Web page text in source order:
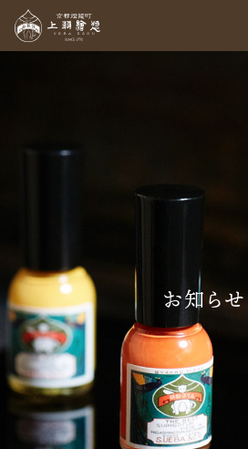
商品ラインナップ
胡粉コスメ
京花舞
胡粉石鹸
瑞々
爪美容液
メディア掲載
ねいる図案帖
日本画作品帖
白狐通信
上羽絵惣について
会社概要
想い
歴史
取扱店舗
お問い合わせ
カタログ請求
個人情報保護
サイト規約
お知らせ